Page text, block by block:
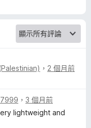
， 2 個月前
， 3 個月前
lightweight and